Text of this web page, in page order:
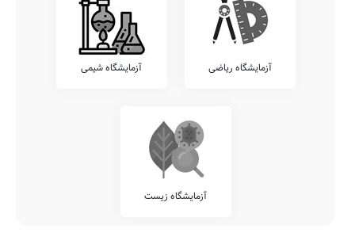
آزمایشگاه ریاضی آزمایشگاه شیمی
آزمایشگاه زیست